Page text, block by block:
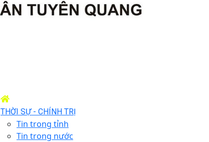
THỜI SỰ - CHÍNH TRỊ
Tin trong tỉnh
Tin trong nước